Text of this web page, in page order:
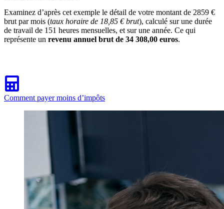
Examinez d’après cet exemple le détail de votre montant de 2859 €
brut par mois (taux horaire de 18,85 € brut), calculé sur une durée
de travail de 151 heures mensuelles, et sur une année. Ce qui
représente un revenu annuel brut de 34 308,00 euros.
Comment payer moins d’impôts